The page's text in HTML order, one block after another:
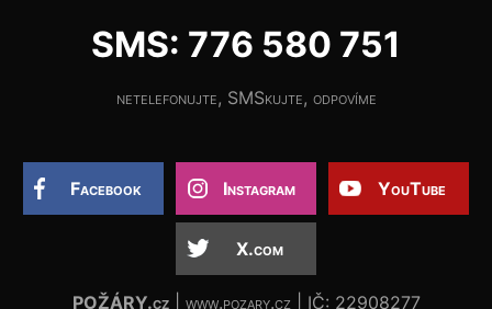
SMS: 776 580 751
netelefonujte, SMSkujte, odpovíme
Facebook Instagram YouTube
X.com
POŽÁRY.cz| www.pozary.cz | IČ: 22908277